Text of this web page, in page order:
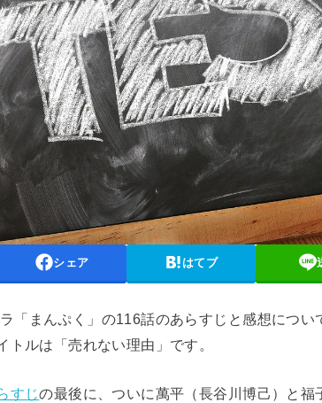
シェア はてブ
「まんぷく」の116話のあらすじと感想につい
トルは「売れない理由」です。
すじの最後に、ついに萬平（長谷川博己）と福